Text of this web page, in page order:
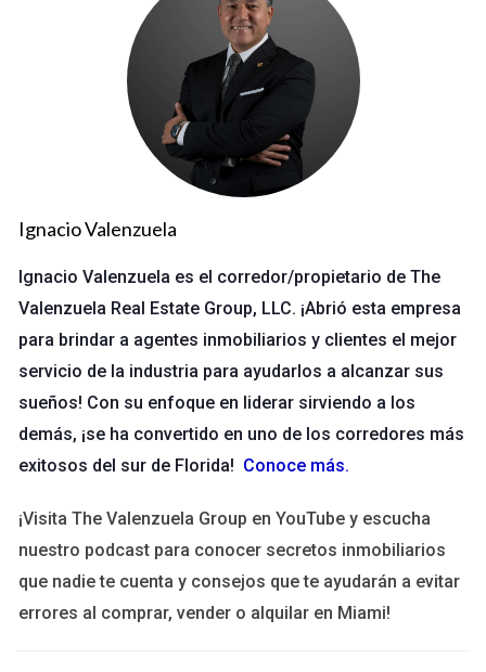
compradores exploran propiedades. Esta herramienta
permite a los interesados realizar visitas inmersivas desde la
comodidad de su hogar. Imagina que un comprador potencial
está interesado en una casa pero vive a miles de kilómetros;
un tour virtual puede ser la solución perfecta para que se
enamore del espacio sin tener que desplazarse.
Casos Prácticos de Tours Virtuales
para mostrar una hermosa villa frente al mar. Los
compradores pudieron explorar cada rincón, desde la
un gran interés y resultó en múltiples ofertas.
Departamento Urbano:Un agente presentó un
moderno departamento en el centro de la ciudad
informativos sobre las características del inmueble y el
vecindario. Esto ayudó a los compradores a visualizar no
podrían tener allí.
Casa Histórica:
Una propiedad histórica fue presentada
con un tour virtual que incorporaba elementos
narrativos sobre su historia y arquitectura. Esto no solo
atrajo a compradores interesados en la historia, sino
Ignacio Valenzuela
Ignacio Valenzuela es el corredor/propietario de The
Valenzuela Real Estate Group, LLC. ¡Abrió esta empresa
para brindar a agentes inmobiliarios y clientes el mejor
servicio de la industria para ayudarlos a alcanzar sus
sueños! Con su enfoque en liderar sirviendo a los
demás, ¡se ha convertido en uno de los corredores más
exitosos del sur de Florida! Conoce más.
¡Visita The Valenzuela Group en YouTube y escucha
nuestro podcast para conocer secretos inmobiliarios
que nadie te cuenta y consejos que te ayudarán a evitar
errores al comprar, vender o alquilar en Miami!